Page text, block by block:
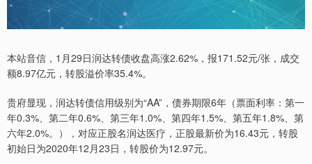
本站音信，1月29日润达转债收盘高涨2.62%，报171.52元/张，成交
额8.97亿元，转股溢价率35.4%。
贵府显现，润达转债信用级别为“AA”，债券期限6年（票面利率：第一
年0.3%、第二年0.6%、第三年1.0%、第四年1.5%、第五年1.8%、第
六年2.0%。），对应正股名润达医疗，正股最新价为16.43元，转股
初始日为2020年12月23日，转股价为12.97元。